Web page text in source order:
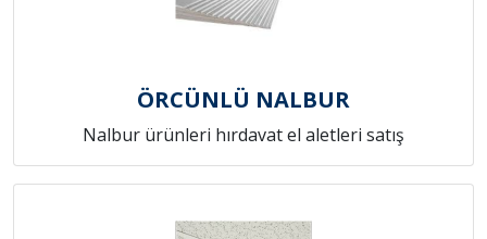
ÖRCÜNLÜ NALBUR
Nalbur ürünleri hırdavat el aletleri satış